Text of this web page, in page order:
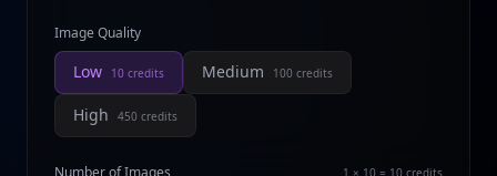
Image Quality
Low 10 credits Medium 100 credits
High 450 credits
Number of Images 1 × 10 = 10 credits